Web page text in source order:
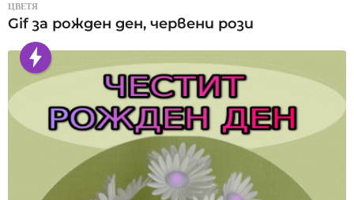
ЦВЕТЯ
Gif за рожден ден, червени рози